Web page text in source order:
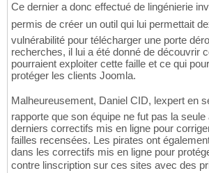
Ce dernier a donc effectué de lingénierie
permis de créer un outil qui lui permettait
vulnérabilité pour télécharger une porte
recherches, il lui a été donné de découvrir
pourraient exploiter cette faille et ce qui
protéger les clients Joomla.
Malheureusement, Daniel CID, lexpert en
rapporte que son équipe ne fut pas la
derniers correctifs mis en ligne pour
failles recensées. Les pirates ont
dans les correctifs mis en ligne pour
contre linscription sur ces sites avec des